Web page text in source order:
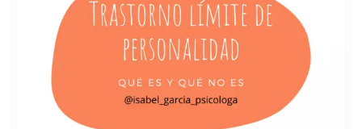
Trastorno
Personalidad